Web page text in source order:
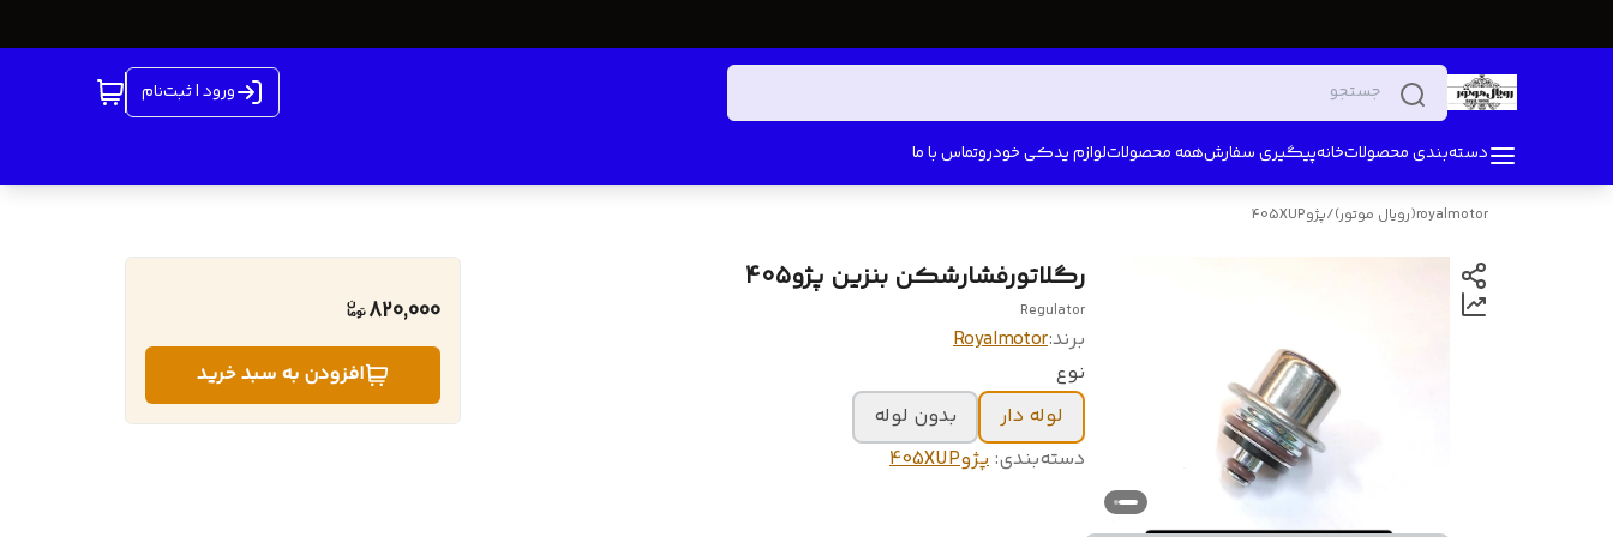
ورود | ثبت‌نام
دسته‌بندی محصولاتخانهپیگیری سفارشهمه محصولاتلوازم یدکی خودروتماس با ما
royalmotor(رویال موتور) /پژو405XUP
رگلاتورفشارشکن بنزین پژو405
Regulator
برند:Royalmotor
نوع
لوله دار
بدون لوله
دسته‌بندی: پژو405XUP
820,000
افزودن به سبد خرید